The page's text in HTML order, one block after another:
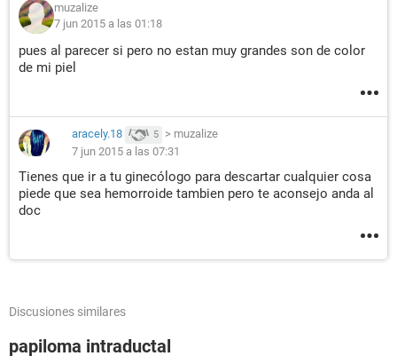
muzalize
7 jun 2015 a las 01:18
pues al parecer si pero no estan muy grandes son de color
de mi piel
aracely.18 5 > muzalize
7 jun 2015 a las 07:31
Tienes que ir a tu ginecólogo para descartar cualquier cosa
piede que sea hemorroide tambien pero te aconsejo anda al
doc
Discusiones similares
papiloma intraductal